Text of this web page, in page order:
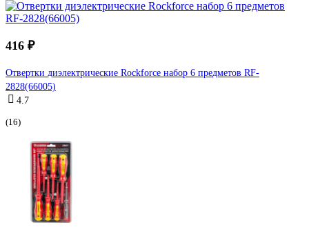
416 ₽
Отвертки диэлектрические Rockforce набор 6 предметов RF-
2828(66005)
4.7
(16)